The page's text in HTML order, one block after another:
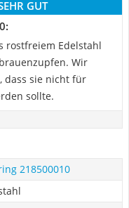
GUT
rostfreiem Edelstahl
Wir
dass sie nicht für
sollte.
218500010